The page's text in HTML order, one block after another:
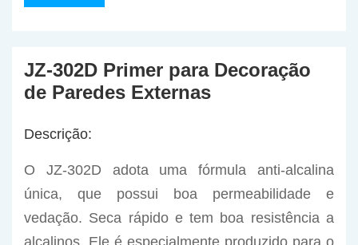
JZ-302D Primer para Decoração
de Paredes Externas
Descrição:
O JZ-302D adota uma fórmula anti-alcalina
única, que possui boa permeabilidade e
vedação. Seca rápido e tem boa resistência a